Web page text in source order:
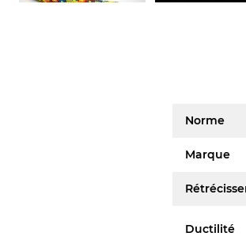
Norme
Marque
Ductilité